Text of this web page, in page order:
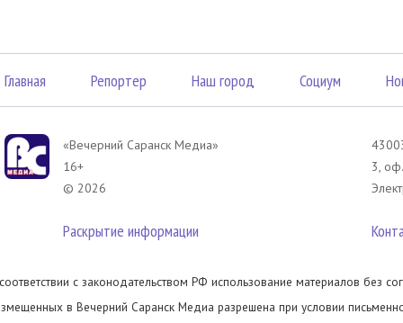
Главная Репортер Наш город Социум
«Вечерний Саранск Mедиа»
16+
© 2026
Раскрытие информации
3,
с законодательством РФ использование материалов без
в Вечерний Саранск Медиа разрешена при условии